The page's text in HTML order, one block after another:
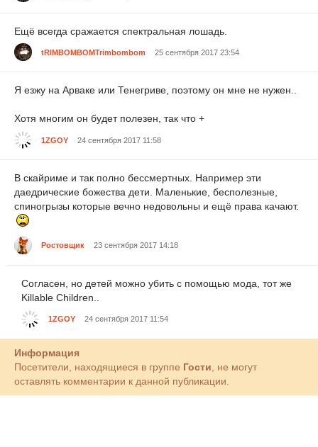
Ещё всегда сражается спектральная лошадь.
tRIMBOMBOMTrimbombom 25 сентября 2017 23:54
Я езжу на Арваке или Тенегриве, поэтому он мне не нужен..
Хотя многим он будет полезен, так что +
1ZGOY 24 сентября 2017 11:58
В скайриме и так полно бессмертных. Например эти
даедрические божества дети. Маленькие, бесполезные,
спиногрызы которые вечно недовольны и ещё права качают.
Ростовщик 23 сентября 2017 14:18
Согласен, но детей можно убить с помощью мода, тот же
Killable Children..
1ZGOY 24 сентября 2017 11:54
Информация
Посетители, находящиеся в группе Гости , не могут
оставлять комментарии к данной публикации.